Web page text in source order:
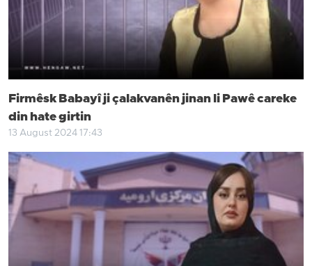
Firmêsk Babayî ji çalakvanên jinan li Pawê careke
din hate girtin
13 August 2024 17:43